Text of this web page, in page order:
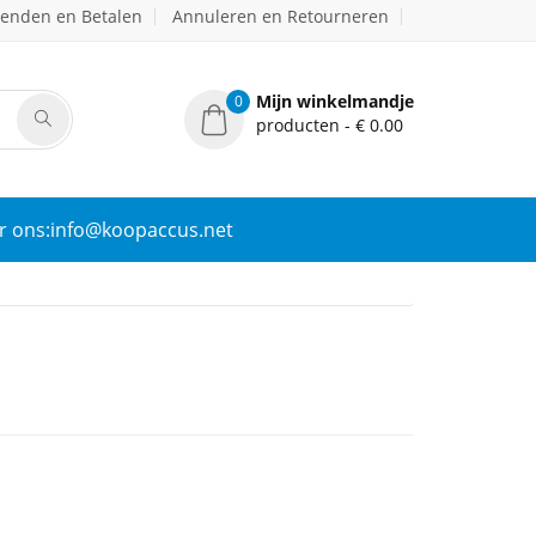
en Betalen Annuleren en Retourneren
0
Mijn winkelmandje
producten - € 0.00
ons:info@koopaccus.net